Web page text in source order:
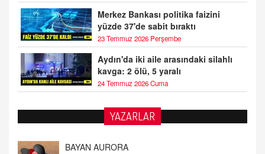
Merkez Bankası politika faizini
yüzde 37'de sabit bıraktı
23 Temmuz 2026 Perşembe
Aydın'da iki aile arasındaki silahlı
kavga: 2 ölü, 5 yaralı
24 Temmuz 2026 Cuma
YAZARLAR
DOKTOR CİVANIM